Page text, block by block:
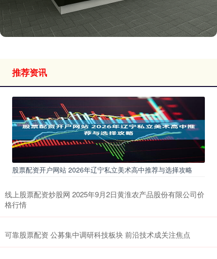
推荐资讯
股票配资开户网站 2026年辽宁私立美术高中推荐与选择攻略
线上股票配资炒股网 2025年9月2日黄淮农产品股份有限公司价
格行情
可靠股票配资 公募集中调研科技板块 前沿技术成关注焦点